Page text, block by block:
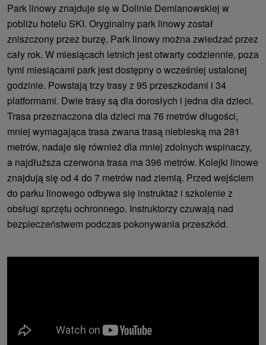
Park linowy znajduje się w Dolinie Demianowskiej w
pobliżu hotelu SKI. Oryginalny park linowy został
zniszczony przez burzę. Park linowy można zwiedzać przez
cały rok. W miesiącach letnich jest otwarty codziennie, poza
tymi miesiącami park jest dostępny o wcześniej ustalonej
godzinie. Powstają trzy trasy z 95 przeszkodami i 34
platformami. Dwie trasy są dla dorosłych i jedna dla dzieci.
Trasa przeznaczona dla dzieci ma 76 metrów długości,
mniej wymagająca trasa zwana trasą niebieską ma 281
metrów, nadaje się również dla mniej zdolnych wspinaczy,
a najdłuższa czerwona trasa ma 396 metrów. Kolejki linowe
znajdują się od 4 do 7 metrów nad ziemią. Przed wejściem
do parku linowego odbywa się instruktaż i szkolenie z
obsługi sprzętu ochronnego. Instruktorzy czuwają nad
bezpieczeństwem podczas pokonywania przeszkód.